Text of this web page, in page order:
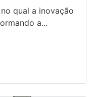
qual a inovação
a...